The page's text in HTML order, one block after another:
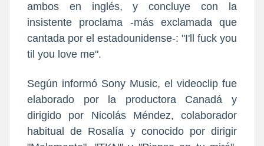
ambos en inglés, y concluye con la
insistente proclama -más exclamada que
cantada por el estadounidense-: "I'll fuck you
til you love me".
Según informó Sony Music, el videoclip fue
elaborado por la productora Canadá y
dirigido por Nicolás Méndez, colaborador
habitual de Rosalía y conocido por dirigir